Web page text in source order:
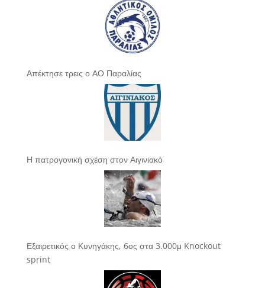
Απέκτησε τρεις ο ΑΟ Παραλίας
Η πατρογονική σχέση στον Αιγινιακό
Εξαιρετικός ο Κυνηγάκης, 6ος στα 3.000μ Knockout
sprint